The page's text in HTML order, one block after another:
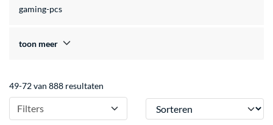
gaming-pcs
toon meer
49-72 van 888 resultaten
Filters Sorteren